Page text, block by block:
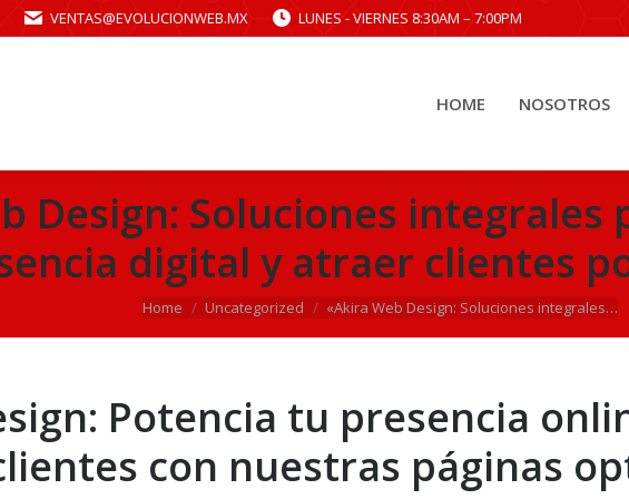
VENTAS@EVOLUCIONWEB.MX LUNES - VIERNES 8:30AM – 7:00PM
HOME NOSOTROS
Design: Soluciones
digital y atraer clientes
You are here:
Home Uncategorized «Akira Web Design: Soluciones integrales…
Potencia tu presencia
con nuestras páginas
HOME NOSOTROS